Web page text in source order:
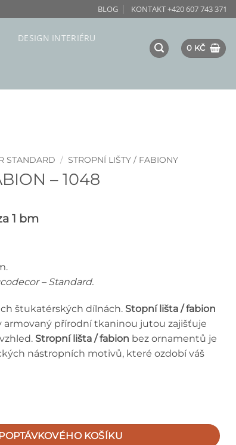
BLOG KONTAKT +420 607 743 371
DESIGN INTERIÉRU
0 KČ
STANDARD / STROPNÍ LIŠTY / FABIONY
– 1048
1 bm
– Standard.
štukatérských dílnách. Stopní lišta / fabion
přírodní tkaninou jutou zajišťuje
Stropní lišta / fabion bez ornamentů je
nástropních motivů, které ozdobí váš
KOŠÍKU